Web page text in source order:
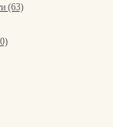
(63)